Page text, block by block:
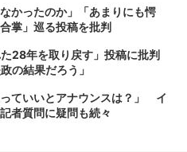
かったのか」「あまりにも愕
掌」巡る投稿を批判
28年を取り戻す」投稿に批判
の結果だろう」
っていいとアナウンスは？」 イ
者質問に疑問も続々